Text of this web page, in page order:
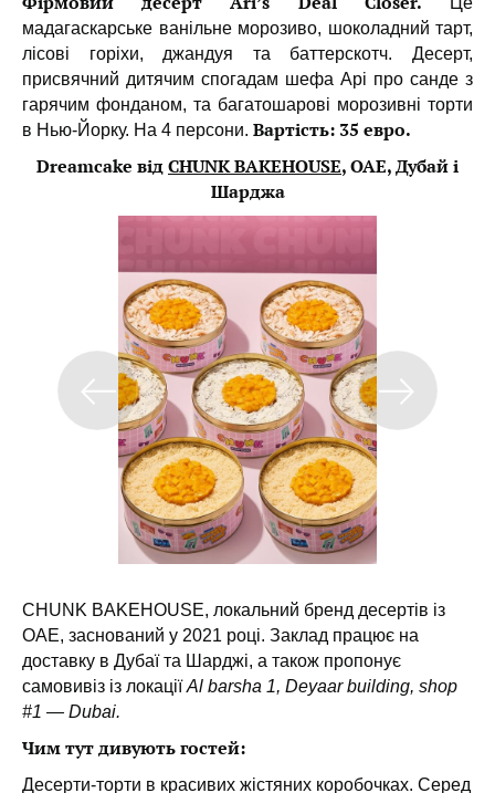
мадагаскарське ванільне морозиво, шоколадний тарт,
лісові горіхи, джандуя та баттерскотч. Десерт,
присвячний дитячим спогадам шефа Арі про санде з
гарячим фонданом, та багатошарові морозивні торти
в Нью-Йорку. На 4 персони. Вартість: 35 евро.
Dreamcake відCHUNK BAKEHOUSE, ОАЕ, Дубай і
Шарджа
CHUNK BAKEHOUSE, локальний бренд десертів із
ОАЕ, заснований у 2021 році. Заклад працює на
доставку в Дубаї та Шарджі, а також пропонує
самовивіз із локаціїAl barsha 1, Deyaar building, shop
#1 — Dubai.
Чим тут дивують гостей:
Десерти-торти в красивих жістяних коробочках. Серед